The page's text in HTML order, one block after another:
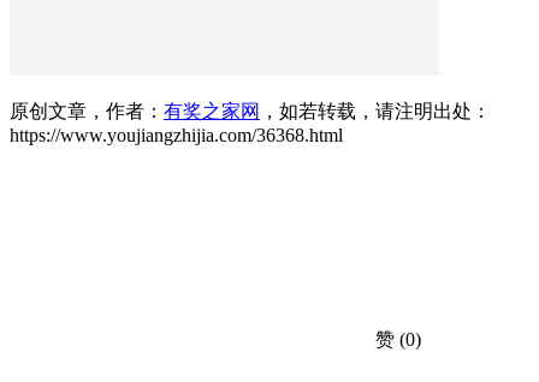
原创文章，作者： 有奖之家网 ，如若转载，请注明出处：
https://www.youjiangzhijia.com/36368.html
赞 (0)